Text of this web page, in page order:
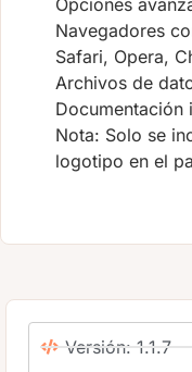
Opciones
Navegadores
Safari, Opera,
Archivos de
Documentación
Nota: Solo se
logotipo en el
Versión: 1.1.7